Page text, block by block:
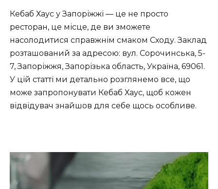
Кебаб Хаус у Запоріжжі — це не просто
ресторан, це місце, де ви зможете
насолодитися справжнім смаком Сходу. Заклад
розташований за адресою: вул. Сорочинська, 5-
7, Запоріжжя, Запорізька область, Україна, 69061.
У цій статті ми детально розглянемо все, що
може запропонувати Кебаб Хаус, щоб кожен
відвідувач знайшов для себе щось особливе.